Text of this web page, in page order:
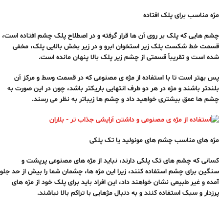
مژه مناسب برای پلک افتاده
چشم هایی که پلک بر روی آن ها قرار گرفته و در اصطلاح پلک چشم افتاده است،
قسمت خط شکست پلک زیر استخوان ابرو و در زیر بخش بالایی پلک، مخفی
شده است و تقریباً قسمتی از چشم زیر پلک بالا پنهان مانده است.
پس بهتر است تا با استفاده از مژه ی مصنوعی که در قسمت وسط و مرکز آن
بلندتر باشند و مژه در هر دو طرف انتهایی باریکتر باشد، چون در این صورت به
چشم ها عمق بیشتری خواهید داد و چشم ها زیباتر به نظر می رسند.
مژه های مناسب چشم های مونولید یا تک پلکی
کسانی که چشم های تک پلکی دارند، نباید از مژه های مصنوعی پرپشت و
سنگین برای چشم استفاده کنند، زیرا این مژه ها، چشمان شما را بیش از حد جلو
آمده و غیر طبیعی نشان خواهند داد، این افراد باید برای پلک خود از مژه های
پرزدار و سبک استفاده کنند و به دنبال مژهایی با تراکم بالا نباشند.